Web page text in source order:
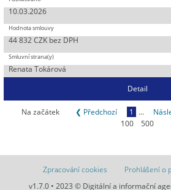
10.03.2026
44 832 CZK bez DPH
Renata Tokárová
Detail
Na začátek ❮ Předchozí 1 ...
100
500
Zpracování cookies
Prohlášení o
v1.7.0 • 2023 © Digitální a informační